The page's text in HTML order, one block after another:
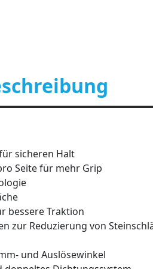
sicheren Halt
Seite für mehr Grip
bessere Traktion
zur Reduzierung von
und Auslösewinkel